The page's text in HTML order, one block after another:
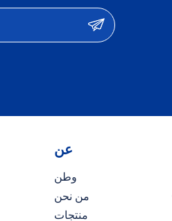
عن
وطن
من نحن
منتجات